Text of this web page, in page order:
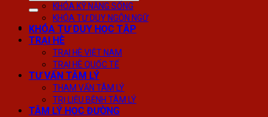
KHÓA KỸ NĂNG SỐNG
KHÓA TƯ DUY NGÔN NGỮ
KHÓA TƯ DUY HỌC TẬP
TRẠI HÈ
TRẠI HÈ VIỆT NAM
TRẠI HÈ QUỐC TẾ
TƯ VẤN TÂM LÝ
THAM VẤN TÂM LÝ
TRỊ LIỆU BỆNH TÂM LÝ
TÂM LÝ HỌC ĐƯỜNG